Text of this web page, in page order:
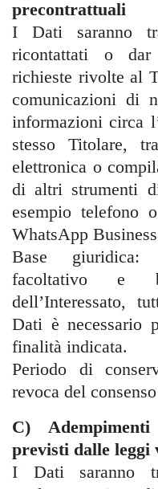
precontrattuali
I Dati saranno
ricontattati o dar
richieste rivolte al
comunicazioni di
informazioni circa
stesso Titolare,
elettronica o
di altri strumenti
esempio telefono
WhatsApp
Base giuridica:
facoltativo e
dell’Interessato,
Dati è necessario
finalità indicata.
Periodo di
revoca del
C)
previsti dalle leggi
I Dati saranno